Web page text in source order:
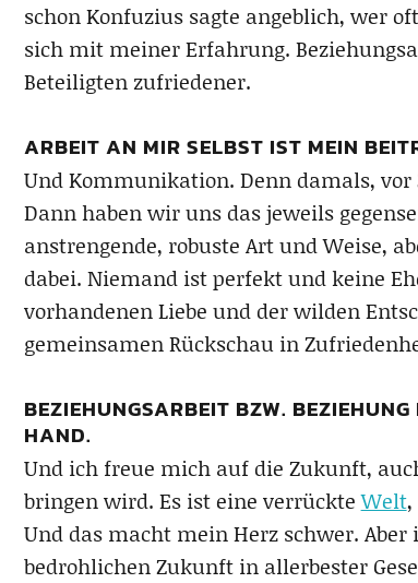
schon Konfuzius sagte angeblich, wer
sich mit meiner Erfahrung.
Beteiligten zufriedener.
ARBEIT AN MIR SELBST IST MEIN
Und Kommunikation. Denn damals,
Dann haben wir uns das jeweils
anstrengende, robuste Art und Weise,
dabei. Niemand ist perfekt und keine
vorhandenen Liebe und der wilden
gemeinsamen Rückschau in
BEZIEHUNGSARBEIT BZW.
HAND.
Und ich freue mich auf die Zukunft,
bringen wird. Es ist eine verrückteWelt,
Und das macht mein Herz schwer.
bedrohlichen Zukunft in allerbester